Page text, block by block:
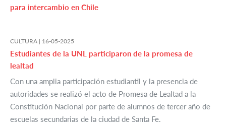
para intercambio en Chile
CULTURA | 16-05-2025
Estudiantes de la UNL participaron de la promesa de
lealtad
Con una amplia participación estudiantil y la presencia de
autoridades se realizó el acto de Promesa de Lealtad a la
Constitución Nacional por parte de alumnos de tercer año de
escuelas secundarias de la ciudad de Santa Fe.